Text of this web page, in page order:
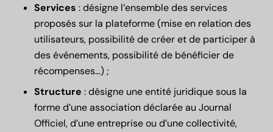
Services : désigne l’ensemble des services
proposés sur la plateforme (mise en relation des
utilisateurs, possibilité de créer et de participer à
des événements, possibilité de bénéficier de
récompenses…) ;
Structure : désigne une entité juridique sous la
forme d’une association déclarée au Journal
Officiel, d’une entreprise ou d’une collectivité,